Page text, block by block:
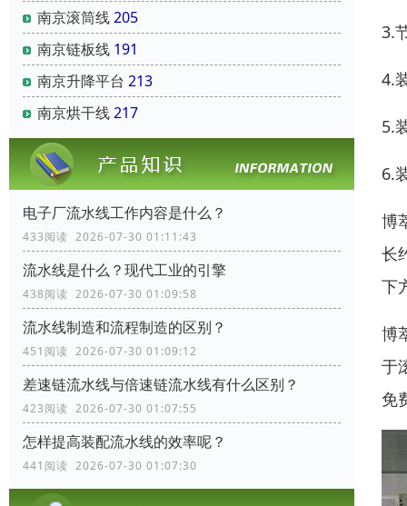
南京滚筒线205
南京链板线 191
南京升降平台 213
南京烘干线217
电子厂流水线工作内容是什么？
433阅读 2026-07-30 01:11:43
流水线是什么？现代工业的引擎
438阅读 2026-07-30 01:09:58
流水线制造和流程制造的区别？
451阅读 2026-07-30 01:09:12
差速链流水线与倍速链流水线有什么区别？
423阅读 2026-07-30 01:07:55
怎样提高装配流水线的效率呢？
441阅读 2026-07-30 01:07:30
3.
4.
5.
6.
博
长
下
博
于
免